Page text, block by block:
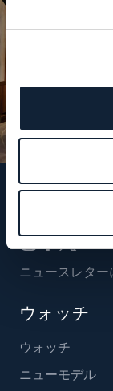
ニュースレター
ウォッチ
ウォッチ
ニューモデル